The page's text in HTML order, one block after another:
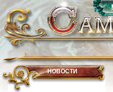
НОВОСТИ